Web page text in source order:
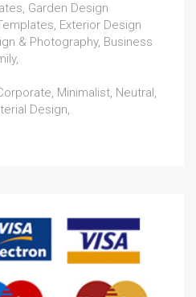
Garden Design
Exterior Design
& Photography, Business
Minimalist, Neutral,
Design,